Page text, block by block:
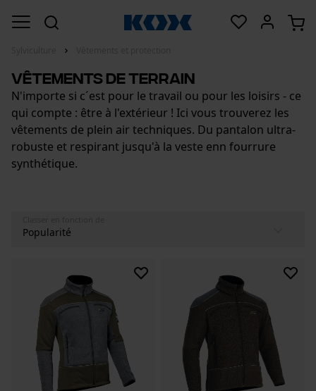
Vêtements de terrain
N'importe si c´est pour le travail ou pour les loisirs - ce
qui compte : être à l'extérieur ! Ici vous trouverez les
vêtements de plein air techniques. Du pantalon ultra-
robuste et respirant jusqu'à la veste enn fourrure
synthétique.